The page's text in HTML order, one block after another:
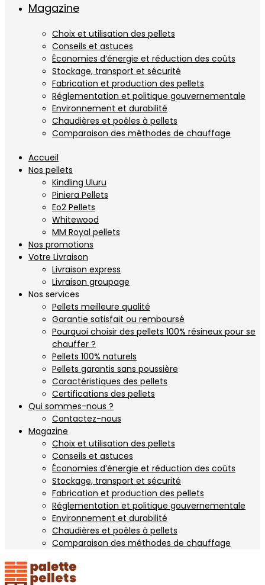
Magazine
Choix et utilisation des pellets
Conseils et astuces
Économies d’énergie et réduction des coûts
Stockage, transport et sécurité
Fabrication et production des pellets
Réglementation et politique gouvernementale
Environnement et durabilité
Chaudières et poêles à pellets
Comparaison des méthodes de chauffage
Accueil
Nos pellets
Kindling Uluru
Piniera Pellets
Eo2 Pellets
Whitewood
MM Royal pellets
Nos promotions
Votre Livraison
Livraison express
Livraison groupage
Nos services
Pellets meilleure qualité
Garantie satisfait ou remboursé
Pourquoi choisir des pellets 100% résineux pour se
chauffer ?
Pellets 100% naturels
Pellets garantis sans poussière
Caractéristiques des pellets
Certifications des pellets
Qui sommes-nous ?
Contactez-nous
Magazine
Choix et utilisation des pellets
Conseils et astuces
Économies d’énergie et réduction des coûts
Stockage, transport et sécurité
Fabrication et production des pellets
Réglementation et politique gouvernementale
Environnement et durabilité
Chaudières et poêles à pellets
Comparaison des méthodes de chauffage